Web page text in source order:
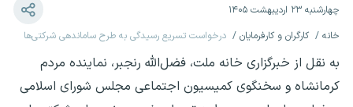
چهارشنبه ۲۳ اردیبهشت ۱۴۰۵
خانه
کارگران و کارفرمایان درخواست تسریع رسیدگی به طرح ساماندهی شرکتی‌ها
به نقل از خبرگزاری خانه ملت، فضل‌الله رنجبر، نماینده مردم
کرمانشاه و سخنگوی کمیسیون اجتماعی مجلس شورای اسلامی